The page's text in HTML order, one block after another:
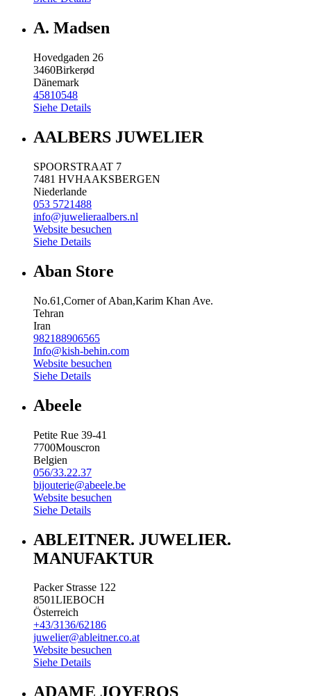
A. Madsen
Hovedgaden 26
3460Birkerød
Dänemark
45810548
Siehe Details
AALBERS JUWELIER
SPOORSTRAAT 7
7481 HVHAAKSBERGEN
Niederlande
053 5721488
info@juwelieraalbers.nl
Website besuchen
Siehe Details
Aban Store
No.61,Corner of Aban,Karim Khan Ave.
Tehran
Iran
982188906565
Info@kish-behin.com
Website besuchen
Siehe Details
Abeele
Petite Rue 39-41
7700Mouscron
Belgien
056/33.22.37
bijouterie@abeele.be
Website besuchen
Siehe Details
ABLEITNER. JUWELIER.
MANUFAKTUR
Packer Strasse 122
8501LIEBOCH
Österreich
+43/3136/62186
juwelier@ableitner.co.at
Website besuchen
Siehe Details
ADAME JOYEROS